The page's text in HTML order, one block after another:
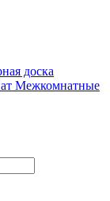
доска
Межкомнатные